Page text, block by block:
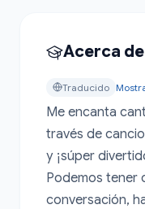
Acerca
Traducido
Me encanta
través de
y ¡súper
Podemos tener
conversación,